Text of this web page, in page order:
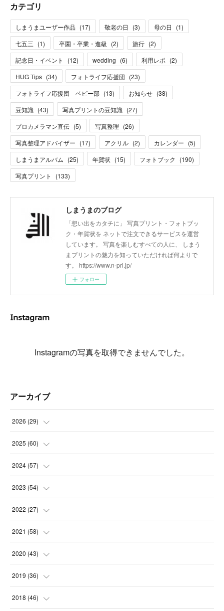
カテゴリ
しまうまユーザー作品 (17) 敬老の日 (3) 母の日 (1)
七五三 (1) 卒園・卒業・進級 (2) 旅行 (2)
記念日・イベント
(12) wedding (6) 利用レポ (2)
HUG Tips (34) フォトライフ応援団 (23)
フォトライフ応援団 ベビー部 (13) お知らせ (38)
豆知識 (43) 写真プリントの豆知識 (27)
プロカメラマン直伝 (5) 写真整理 (26)
写真整理アドバイザー (17) アクリル (2) カレンダー (5)
しまうまアルバム (25) 年賀状 (15) フォトブック (190)
写真プリント
(133)
しまうまのブログ
「想い出をカタチに」 写真プリント・フォトブッ
ク・年賀状を ネットで注文できるサービスを運営
しています。 写真を楽しむすべての人に、 しまう
まプリントの魅力を知っていただければ何よりで
す。 https://www.n-pri.jp/
フォロー
Instagram
Instagramの写真を取得できませんでした。
アーカイブ
2026 (29)
(5
(3
(7
(6
2025 (60)
(3
(3
(3
(2
2024 (57)
(4
(5
(2
(6
2023 (54)
(6
(8
(9
(6
2022 (27)
(1
(3
(3
(4
2021 (58)
(1
(5
(5
2020 (43)
(5
(8
2019 (36)
(3
2018 (46)